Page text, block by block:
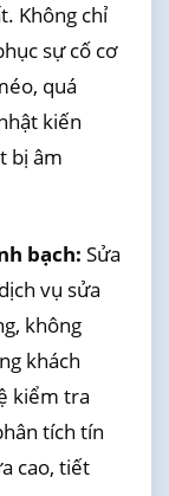
Không chỉ
sự cố cơ
quá
kiến
bị âm
bạch: Sửa
vụ sửa
không
khách
kiểm tra
tích tín
cao, tiết